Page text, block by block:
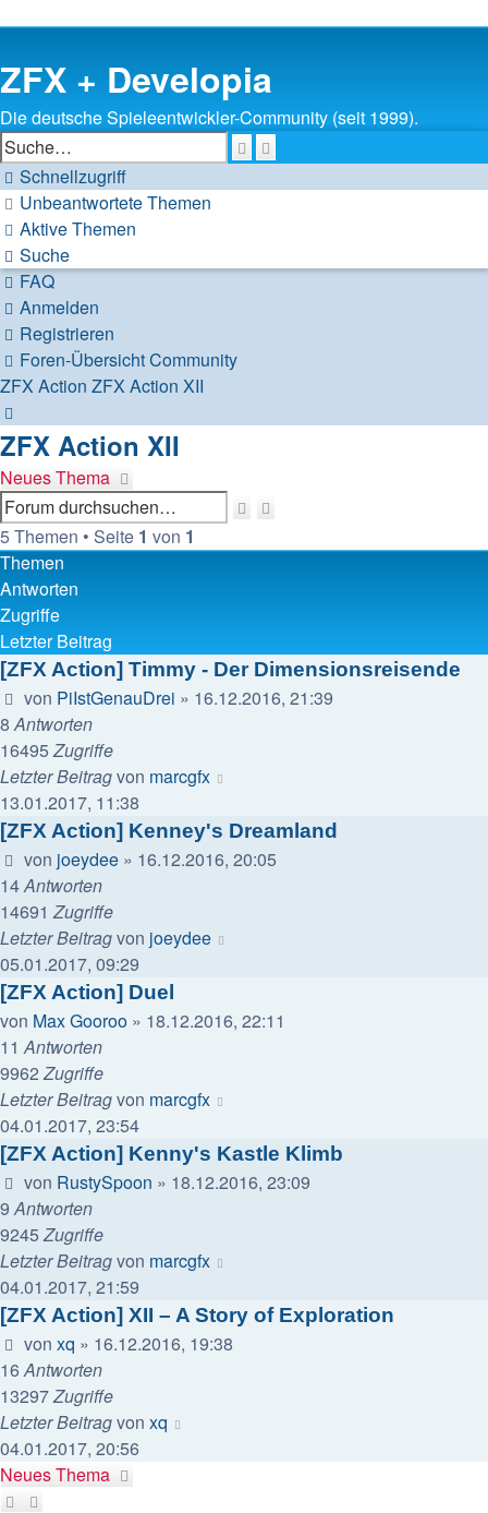
ZFX + Developia
Die deutsche Spieleentwickler-Community (seit 1999).
Suche
Suche
Schnellzugriff
Unbeantwortete Themen
Aktive Themen
Suche
FAQ
Anmelden
Registrieren
Foren-ÜbersichtCommunity
ZFX Action ZFX Action XII
ZFX Action XII
Neues Thema
Suche
5 Themen • Seite 1 von 1
Themen
Antworten
Zugriffe
Letzter Beitrag
[ZFX Action] Timmy - Der Dimensionsreisende
von PiIstGenauDrei » 16.12.2016, 21:39
8Antworten
16495Zugriffe
Letzter Beitragvon marcgfx
13.01.2017, 11:38
[ZFX Action] Kenney's Dreamland
von joeydee » 16.12.2016, 20:05
14Antworten
14691Zugriffe
Letzter Beitragvon joeydee
05.01.2017, 09:29
[ZFX Action] Duel
von Max Gooroo » 18.12.2016, 22:11
11Antworten
9962Zugriffe
Letzter Beitragvon marcgfx
04.01.2017, 23:54
[ZFX Action] Kenny's Kastle Klimb
von RustySpoon » 18.12.2016, 23:09
9Antworten
9245Zugriffe
Letzter Beitragvon marcgfx
04.01.2017, 21:59
[ZFX Action] XII – A Story of Exploration
von xq » 16.12.2016, 19:38
16Antworten
13297Zugriffe
Letzter Beitragvon xq
04.01.2017, 20:56
Neues Thema